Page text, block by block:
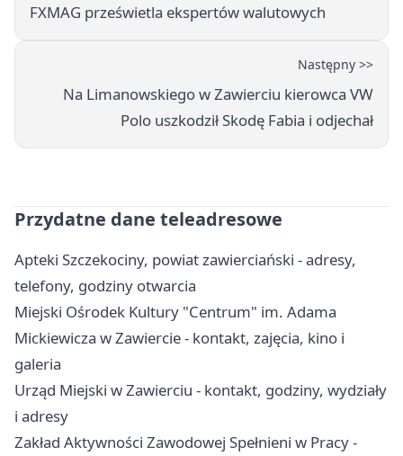
FXMAG prześwietla ekspertów walutowych
Następny >>
Na Limanowskiego w Zawierciu kierowca VW
Polo uszkodził Skodę Fabia i odjechał
Przydatne dane teleadresowe
Apteki Szczekociny, powiat zawierciański - adresy,
telefony, godziny otwarcia
Miejski Ośrodek Kultury "Centrum" im. Adama
Mickiewicza w Zawiercie - kontakt, zajęcia, kino i
galeria
Urząd Miejski w Zawierciu - kontakt, godziny, wydziały
i adresy
Zakład Aktywności Zawodowej Spełnieni w Pracy -